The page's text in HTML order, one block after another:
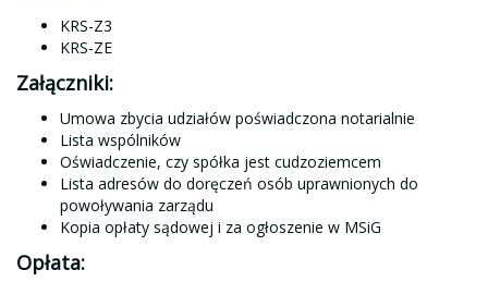
KRS-Z3
KRS-ZE
Załączniki:
Umowa zbycia udziałów poświadczona notarialnie
Lista wspólników
Oświadczenie, czy spółka jest cudzoziemcem
Lista adresów do doręczeń osób uprawnionych do
powoływania zarządu
Kopia opłaty sądowej i za ogłoszenie w MSiG
Opłata: